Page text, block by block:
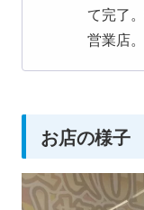
て完了。
営業店。
お店の様子